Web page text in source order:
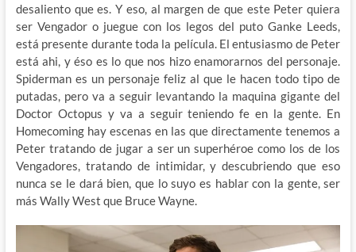
desaliento que es. Y eso, al margen de que este Peter quiera
ser Vengador o juegue con los legos del puto Ganke Leeds,
está presente durante toda la película. El entusiasmo de Peter
está ahi, y éso es lo que nos hizo enamorarnos del personaje.
Spiderman es un personaje feliz al que le hacen todo tipo de
putadas, pero va a seguir levantando la maquina gigante del
Doctor Octopus y va a seguir teniendo fe en la gente. En
Homecoming hay escenas en las que directamente tenemos a
Peter tratando de jugar a ser un superhéroe como los de los
Vengadores, tratando de intimidar, y descubriendo que eso
nunca se le dará bien, que lo suyo es hablar con la gente, ser
más Wally West que Bruce Wayne.